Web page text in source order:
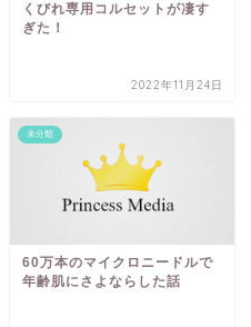
くびれ専用コルセットが凄す
ぎた！
2022年11月24日
未分類
60万本のマイクロニードルで
年齢肌にさよならした話